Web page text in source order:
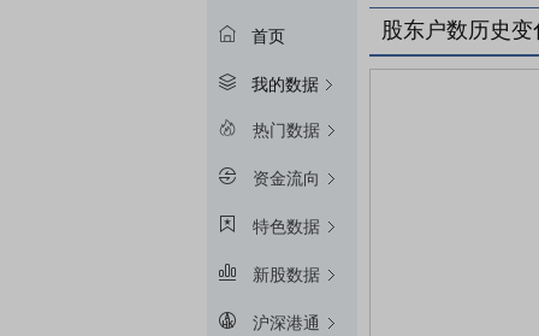
首页
我的数据
热门数据
资金流向
特色数据
新股数据
沪深港通
股东户数历史